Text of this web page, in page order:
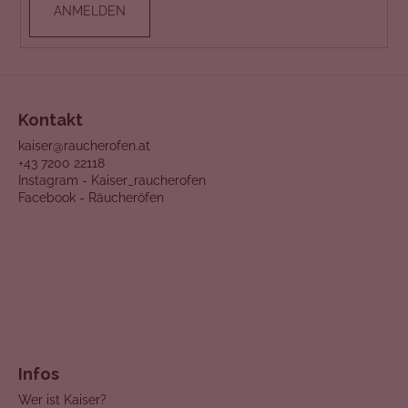
ANMELDEN
Kontakt
kaiser@raucherofen.at
+43 7200 22118
Instagram - Kaiser_raucherofen
Facebook - Räucheröfen
Infos
Wer ist Kaiser?